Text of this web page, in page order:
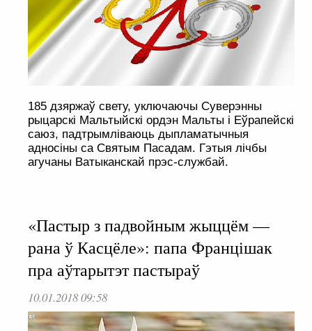
185 дзяржаў свету, уключаючы Суверэнны
рыцарскі Мальтыйскі ордэн Мальты і Еўрапейскі
саюз, падтрымліваюць дыпламатычныя
адносіны са Святым Пасадам. Гэтыя лічбы
агучаны Ватыканскай прэс-службай.
«Пастыр з падвойным жыццём —
рана ў Касцёле»: папа Францішак
пра аўтарытэт пастыраў
10.01.2018 09:58